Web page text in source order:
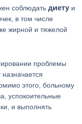
соблюдатьдиету и
в том числе
жирной и тяжелой
проблемы
этого, больному
успокоительные
и выполнять